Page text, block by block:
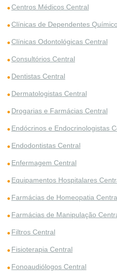
Centros Médicos Central
Clínicas de Dependentes
Clínicas Odontológicas Central
Consultórios Central
Dentistas Central
Dermatologistas Central
Drogarias e Farmácias Central
Endócrinos e Endocrinologistas
Endodontistas Central
Enfermagem Central
Equipamentos Hospitalares
Farmácias de Homeopatia
Farmácias de Manipulação
Filtros Central
Fisioterapia Central
Fonoaudiólogos Central